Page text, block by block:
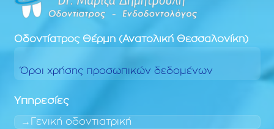
Οδοντίατρος Θέρμη (Ανατολική Θεσσαλονίκη)
Όροι χρήσης προσωπικών δεδομένων
Υπηρεσίες
Γενική οδοντιατρική